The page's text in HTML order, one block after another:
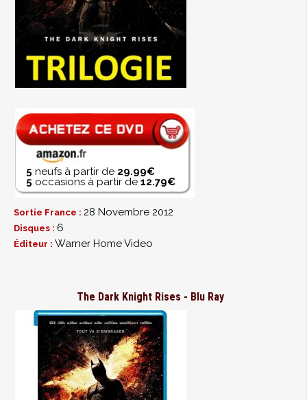
5 neufs à partir de 29.99€
5 occasions à partir de 12.79€
Sortie France : 28 Novembre 2012
Disques : 6
Éditeur : Warner Home Video
The Dark Knight Rises - Blu Ray